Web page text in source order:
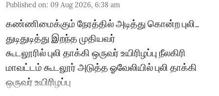
Published on: 09 Aug 2026, 6:38 am
கண்ணிமைக்கும் நேரத்தில் அடித்து கொன்ற புலி..
துடிதுடித்து இறந்த முதியவர்
கூடலூரில் புலி தாக்கி ஒருவர் உயிரிழப்பு நீலகிரி
மாவட்டம் கூடலூர் அடுத்த ஓவேலியில் புலி தாக்கி
ஒருவர் உயிரிழப்பு